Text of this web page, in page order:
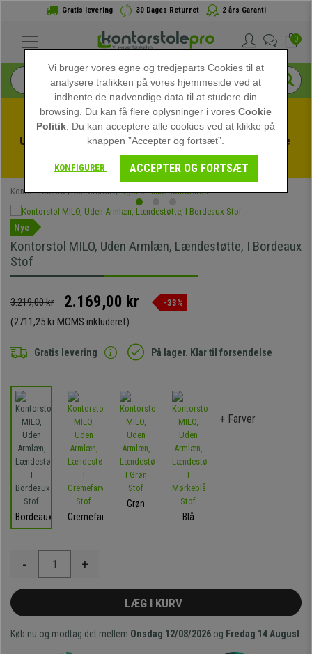
Gratis levering 30 Dages Returret 2 års Garanti
0
Udnyt sommerudsalget hos kontorstolepro! Eksklusive
rabatter i en begrænset periode - Se tilbuddet
Kontorstolepro Kontorstole Ergonomiske Kontorstole
Nye
Kontorstol MILO, Uden Armlæn, Lændestøtte, I Bordeaux
Stof
3.219,00 kr 2.169,00 kr -33%
(2711,25 kr MOMS inkluderet)
Gratis levering På lager. Klar til forsendelse
Bordeaux Cremefarvet
Grøn
Blå
+ Farver
- +
LÆG I KURV
Køb nu og modtag det mellem Onsdag 12/08/2026 og Fredag 14 August
Vi bruger vores egne og tredjeparts Cookies til at
analysere trafikken på vores hjemmeside ved at
indhente de nødvendige data til at studere din
browsing. Du kan få flere oplysninger i voresCookie
Politik . Du kan acceptere alle cookies ved at klikke på
knappen ”Accepter og fortsæt”.
KONFIGURER ACCEPTER OG FORTSÆT